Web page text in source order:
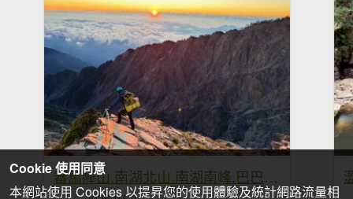
審馬陣山.南湖北山.南湖南峰.巴巴山.南湖大山【帝王之山 豈容凡夫造次】
Cookie 使用同意
本網站使用 Cookies 以提昇您的使用體驗及統計網路流量相